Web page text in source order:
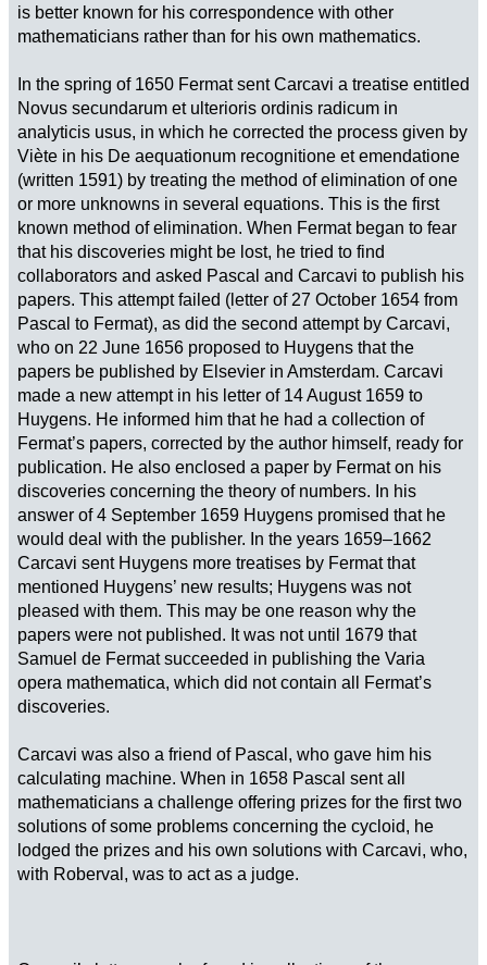
is better known for his correspondence with other
mathematicians rather than for his own mathematics.
In the spring of 1650 Fermat sent Carcavi a treatise entitled
Novus secundarum et ulterioris ordinis radicum in
analyticis usus, in which he corrected the process given by
Viète in his De aequationum recognitione et emendatione
(written 1591) by treating the method of elimination of one
or more unknowns in several equations. This is the first
known method of elimination. When Fermat began to fear
that his discoveries might be lost, he tried to find
collaborators and asked Pascal and Carcavi to publish his
papers. This attempt failed (letter of 27 October 1654 from
Pascal to Fermat), as did the second attempt by Carcavi,
who on 22 June 1656 proposed to Huygens that the
papers be published by Elsevier in Amsterdam. Carcavi
made a new attempt in his letter of 14 August 1659 to
Huygens. He informed him that he had a collection of
Fermat’s papers, corrected by the author himself, ready for
publication. He also enclosed a paper by Fermat on his
discoveries concerning the theory of numbers. In his
answer of 4 September 1659 Huygens promised that he
would deal with the publisher. In the years 1659–1662
Carcavi sent Huygens more treatises by Fermat that
mentioned Huygens’ new results; Huygens was not
pleased with them. This may be one reason why the
papers were not published. It was not until 1679 that
Samuel de Fermat succeeded in publishing the Varia
opera mathematica, which did not contain all Fermat’s
discoveries.
Carcavi was also a friend of Pascal, who gave him his
calculating machine. When in 1658 Pascal sent all
mathematicians a challenge offering prizes for the first two
solutions of some problems concerning the cycloid, he
lodged the prizes and his own solutions with Carcavi, who,
with Roberval, was to act as a judge.